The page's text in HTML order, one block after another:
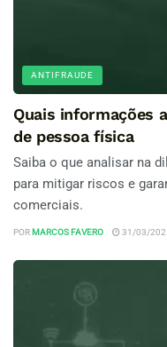
ANTIFRAUDE
Quais informações
de pessoa física
Saiba o que analisar na
para mitigar riscos e
comerciais.
POR MARCOS FAVERO 31/03/